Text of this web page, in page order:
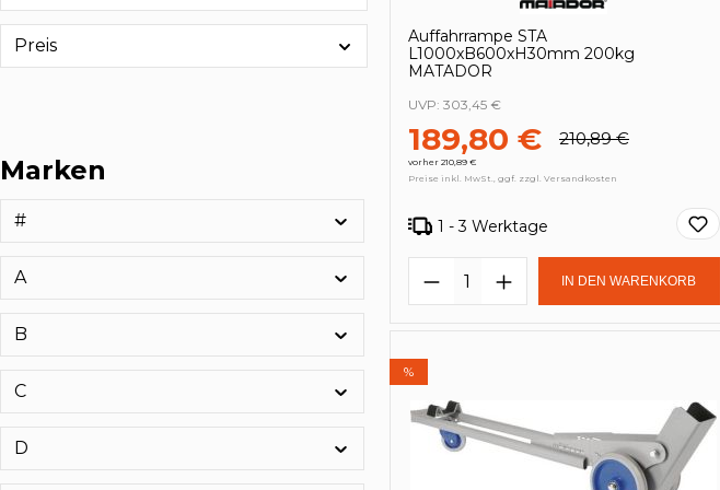
Preis
Marken
#
A
B
C
D
Auffahrrampe STA
L1000xB600xH30mm 200kg
MATADOR
189,80 € 210,89 €
vorher 210,89 €
UVP: 303,45 €
Preise inkl. MwSt., ggf. zzgl. Versandkosten
1 - 3 Werktage
Produkt Anzahl: Gib
IN DEN WARENKORB
%